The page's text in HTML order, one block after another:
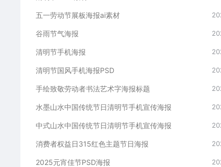
五一劳动节展板海报ai素材
谷雨节气海报
清明节手机海报
清明节国风手机海报PSD
手绘致敬劳动者书法艺术字海报标题
水墨山水中国传统节日清明节手机宣传海报
中式山水中国传统节日清明节手机宣传海报
消费者权益日315红色主题节日海报
2025元宵佳节PSD海报